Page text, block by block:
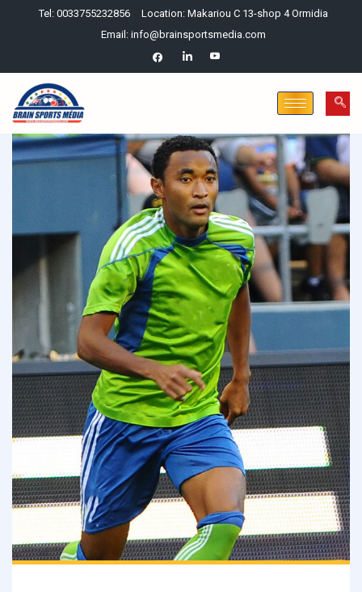
Tel: 0033755232856
Location: Makariou C 13-shop 4 Ormidia
Email: info@brainsportsmedia.com